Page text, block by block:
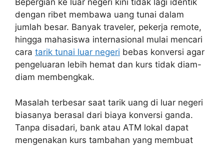
Bepergian ke luar negeri kini tidak lagi identik
dengan ribet membawa uang tunai dalam
jumlah besar. Banyak traveler, pekerja remote,
hingga mahasiswa internasional mulai mencari
cara tarik tunai luar negeri bebas konversi agar
pengeluaran lebih hemat dan kurs tidak diam-
diam membengkak.
Masalah terbesar saat tarik uang di luar negeri
biasanya berasal dari biaya konversi ganda.
Tanpa disadari, bank atau ATM lokal dapat
mengenakan kurs tambahan yang membuat